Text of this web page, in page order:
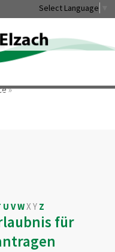
Select Language
»
U VWXY Z
für